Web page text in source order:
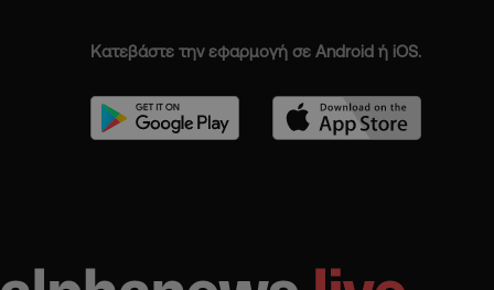
Κατεβάστε την εφαρμογή σε Android ή iOS.